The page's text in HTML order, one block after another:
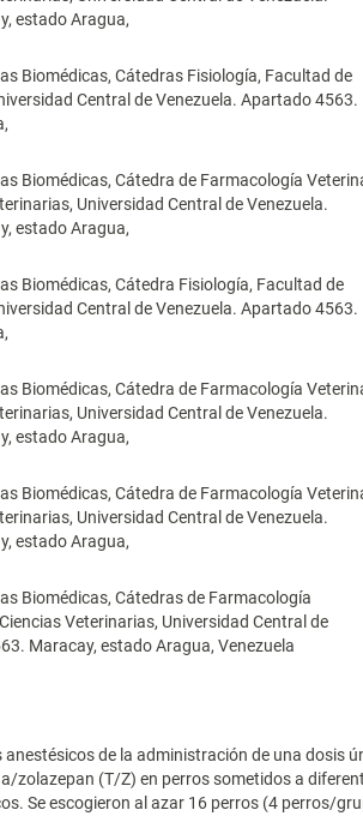
estado Aragua,
Biomédicas, Cátedras Fisiología, Facultad de
Central de Venezuela. Apartado 4563.
Biomédicas, Cátedra de Farmacología
Universidad Central de Venezuela.
estado Aragua,
Biomédicas, Cátedra Fisiología, Facultad de
Central de Venezuela. Apartado 4563.
Biomédicas, Cátedra de Farmacología
Universidad Central de Venezuela.
estado Aragua,
Biomédicas, Cátedra de Farmacología
Universidad Central de Venezuela.
estado Aragua,
Biomédicas, Cátedras de Farmacología
Veterinarias, Universidad Central de
Maracay, estado Aragua, Venezuela
anestésicos de la administración de una dosis
zolazepan (T/Z) en perros sometidos a
Se escogieron al azar 16 perros (4 perros/